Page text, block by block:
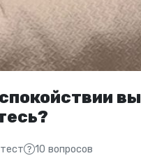
вы
10 вопросов